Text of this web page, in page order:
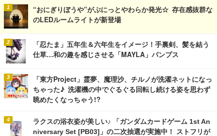
“おにぎりぼうや”がぷにっとやわらか発光☆ 存在感抜群な
のLEDルームライトが新登場
「忍たま」五年生＆六年生をイメージ！手裏剣、髪を結う
仕草…和の趣を感じさせる「MAYLA」パンプス
「東方Project」霊夢、魔理沙、チルノが洗濯ネットになっ
ちゃった♪ 洗濯機の中でぐるぐる回転し続ける姿を思わず
眺めたくなっちゃう!?
ラクスの浴衣姿が美しい♪ 「ガンダムカードゲーム 1st An
niversary Set [PB03]」の二次抽選が実施中！ ストフリが